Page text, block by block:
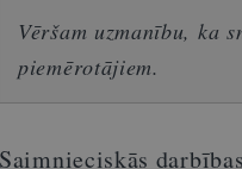
Vēršam uzmanību, ka
piemērotājiem.
Saimnieciskās